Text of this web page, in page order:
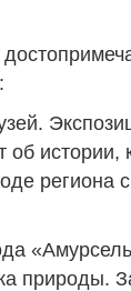
истории,
региона
природы.